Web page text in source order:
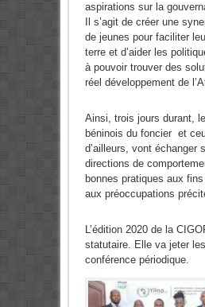
aspirations sur la
Il s’agit de créer une
de jeunes pour faciliter
terre et d’aider les
à pouvoir trouver des
réel développement de
Ainsi, trois jours durant,
béninois du foncier et
d’ailleurs, vont échanger
directions de
bonnes pratiques aux
aux préoccupations
L’édition 2020 de la
statutaire. Elle va jeter
conférence périodique.